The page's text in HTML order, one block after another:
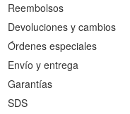
Reembolsos
Devoluciones y cambios
Órdenes especiales
Envío y entrega
Garantías
SDS